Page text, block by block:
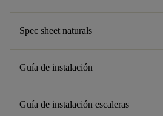
Spec sheet naturals
Guía de instalación
Guía de instalación escaleras